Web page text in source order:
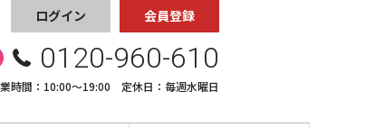
ログイン 会員登録
0120-960-610
時間：10:00〜19:00 定休日：毎週水曜日